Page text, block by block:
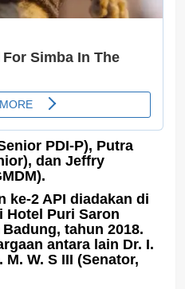
PDI-P), Putra
dan Jeffry
ke-2 API diadakan di
Hotel Puri Saron
tahun 2018.
antara lain Dr. I.
W. S III (Senator,